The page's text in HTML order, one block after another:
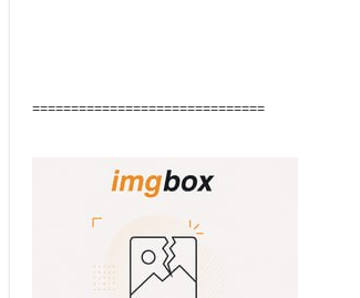
==============================